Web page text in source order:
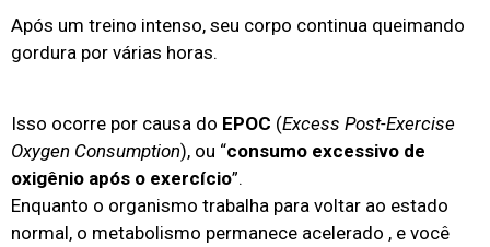
Após um treino intenso, seu corpo continua queimando
gordura por várias horas.
Isso ocorre por causa do EPOC (Excess Post-Exercise
Oxygen Consumption), ou “consumo excessivo de
oxigênio após o exercício”.
Enquanto o organismo trabalha para voltar ao estado
normal, o metabolismo permanece acelerado , e você